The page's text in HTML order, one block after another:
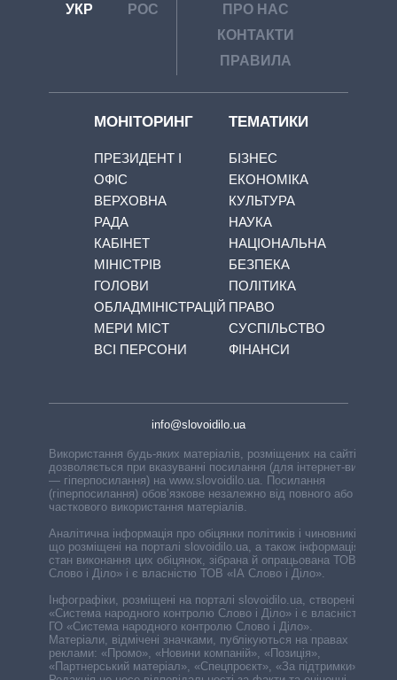
УКР РОС
ПРО НАС
КОНТАКТИ
ПРАВИЛА
МОНІТОРИНГ
ПРЕЗИДЕНТ І
ОФІС
ВЕРХОВНА
РАДА
КАБІНЕТ
МІНІСТРІВ
ГОЛОВИ
ОБЛАДМІНІСТРАЦІЙ
МЕРИ МІСТ
ВСІ ПЕРСОНИ
ТЕМАТИКИ
БІЗНЕС
ЕКОНОМІКА
КУЛЬТУРА
НАУКА
НАЦІОНАЛЬНА
БЕЗПЕКА
ПОЛІТИКА
ПРАВО
СУСПІЛЬСТВО
ФІНАНСИ
info@slovoidilo.ua
Використання будь-яких матеріалів, розміщених на сайті,
дозволяється при вказуванні посилання (для інтернет-видань
— гіперпосилання) на www.slovoidilo.ua. Посилання
(гіперпосилання) обов’язкове незалежно від повного або
часткового використання матеріалів.
Аналітична інформація про обіцянки політиків і чиновників,
що розміщені на порталі slovoidilo.ua, а також інформація про
стан виконання цих обіцянок, зібрана й опрацьована ТОВ «ІА
Слово і Діло» і є власністю ТОВ «ІА Слово і Діло».
Інфографіки, розміщені на порталі slovoidilo.ua, створені ГО
«Система народного контролю Слово і Діло» і є власністю
ГО «Система народного контролю Слово і Діло».
Матеріали, відмічені значками, публікуються на правах
реклами: «Промо», «Новини компаній», «Позиція»,
«Партнерський матеріал», «Спецпроєкт», «За підтримки».